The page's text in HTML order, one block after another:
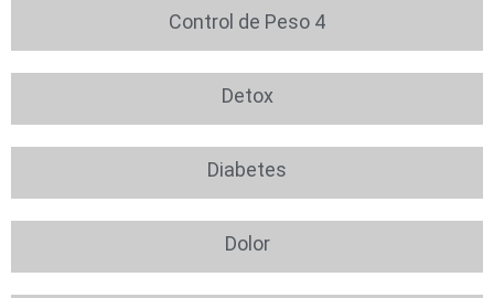
Control de Peso 4
Detox
Diabetes
Dolor